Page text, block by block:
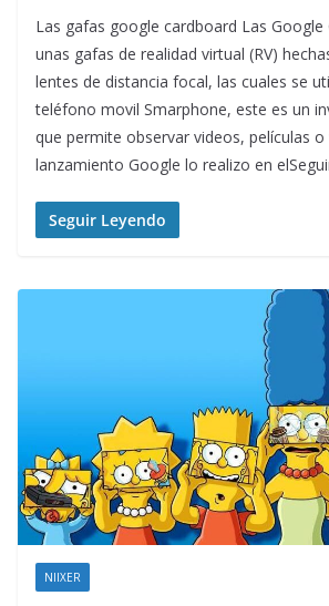
Las gafas google cardboard Las Google
unas gafas de realidad virtual (RV)
lentes de distancia focal, las cuales se
teléfono movil Smarphone, este es un
que permite observar videos, películas
lanzamiento Google lo realizo en
Seguir Leyendo
NIIXER